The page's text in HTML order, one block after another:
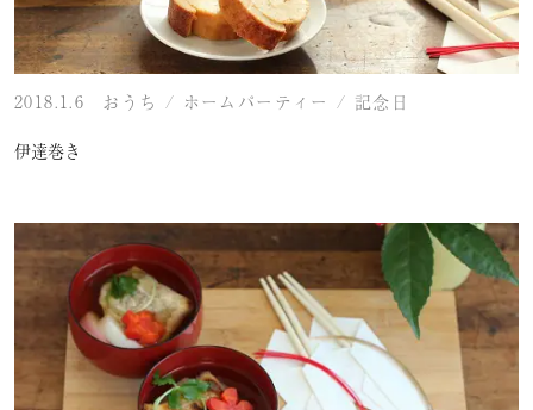
2018.1.6 おうち / ホームパーティー / 記念日
伊達巻き